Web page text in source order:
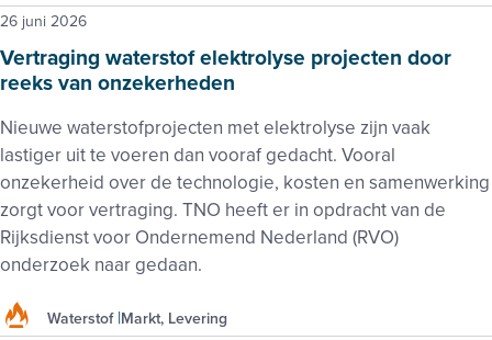
Vertraging waterstof elektrolyse projecten door
reeks van onzekerheden
Nieuwe waterstofprojecten met elektrolyse zijn vaak
lastiger uit te voeren dan vooraf gedacht. Vooral
onzekerheid over de technologie, kosten en samenwerking
zorgt voor vertraging. TNO heeft er in opdracht van de
Rijksdienst voor Ondernemend Nederland (RVO)
onderzoek naar gedaan.
26 juni 2026
Waterstof Markt, Levering